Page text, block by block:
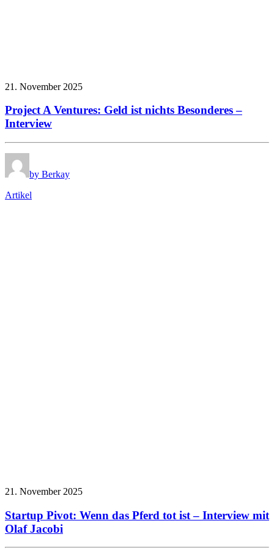
21. November 2025
Project A Ventures: Geld ist nichts Besonderes –
Interview
by Berkay
Artikel
21. November 2025
Startup Pivot: Wenn das Pferd tot ist – Interview mit
Olaf Jacobi